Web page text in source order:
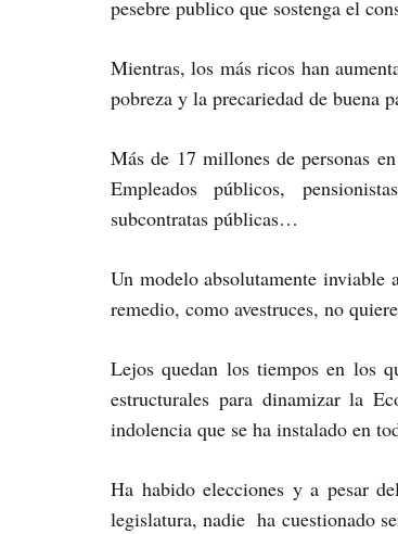
pesebre publico que sostenga el
Mientras, los más ricos han
pobreza y la precariedad de buena
Más de 17 millones de personas
Empleados públicos,
subcontratas públicas…
Un modelo absolutamente inviable
remedio, como avestruces, no
Lejos quedan los tiempos en los
estructurales para dinamizar la
indolencia que se ha instalado en
Ha habido elecciones y a pesar
legislatura, nadie ha cuestionado